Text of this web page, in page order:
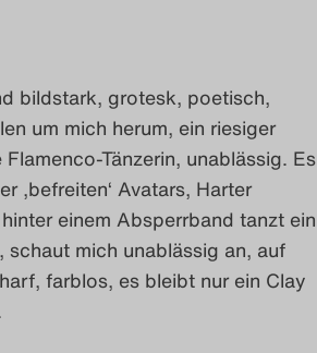
bildstark, grotesk, poetisch,
um mich herum, ein riesiger
Tänzerin, unablässig. Es
‚befreiten‘ Avatars, Harter
einem Absperrband tanzt ein
mich unablässig an, auf
farblos, es bleibt nur ein Clay